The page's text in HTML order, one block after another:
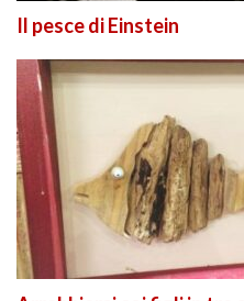
Il pesce di Einstein